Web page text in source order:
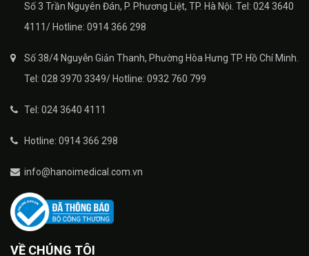
Số 3 Trần Nguyên Đán, P. Phương Liệt, TP. Hà Nội. Tel: 024 3640
4111/ Hotline: 0914 366 298
Số 38/4 Nguyễn Giản Thanh, Phường Hòa Hưng TP. Hồ Chí Minh.
Tel: 028 3970 3349/ Hotline: 0932 760 799
Tel: 024 3640 4111
Hotline: 0914 366 298
info@hanoimedical.com.vn
VỀ CHÚNG TÔI